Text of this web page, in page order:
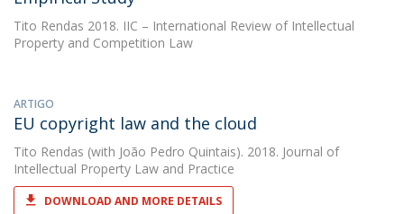
Tito Rendas 2018. IIC – International Review of Intellectual
Property and Competition Law
ARTIGO
EU copyright law and the cloud
Tito Rendas (with João Pedro Quintais). 2018. Journal of
Intellectual Property Law and Practice
DOWNLOAD AND MORE DETAILS